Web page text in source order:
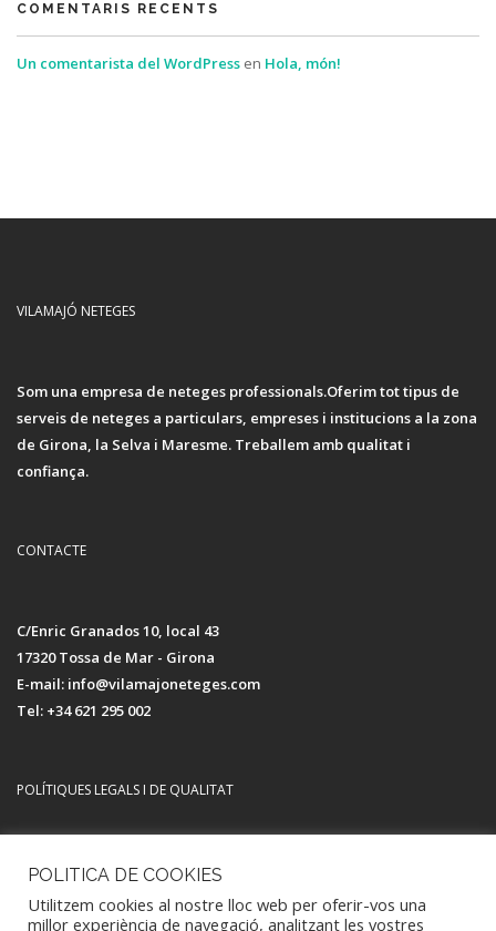
COMENTARIS RECENTS
Un comentarista del WordPress en Hola, món!
VILAMAJÓ NETEGES
Som una empresa de neteges professionals.Oferim tot tipus de
serveis de neteges a particulars, empreses i institucions a la zona
de Girona, la Selva i Maresme. Treballem amb qualitat i
confiança.
CONTACTE
C/Enric Granados 10, local 43
17320 Tossa de Mar - Girona
E-mail: info@vilamajoneteges.com
Tel: +34 621 295 002
POLÍTIQUES LEGALS I DE QUALITAT
Avís legal i política de privacitat
Política de Qualitat i Medi Ambient
Política de Cookies
POLITICA DE COOKIES
Utilitzem cookies al nostre lloc web per oferir-vos una
millor experiència de navegació, analitzant les vostres